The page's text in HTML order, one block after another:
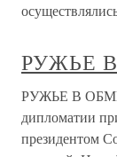
РУЖЬЕ
РУЖЬЕ В
дипломатии
президентом